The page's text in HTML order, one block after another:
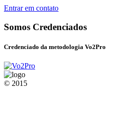
Entrar em contato
Somos Credenciados
Credenciado da metodologia Vo2Pro
© 2015